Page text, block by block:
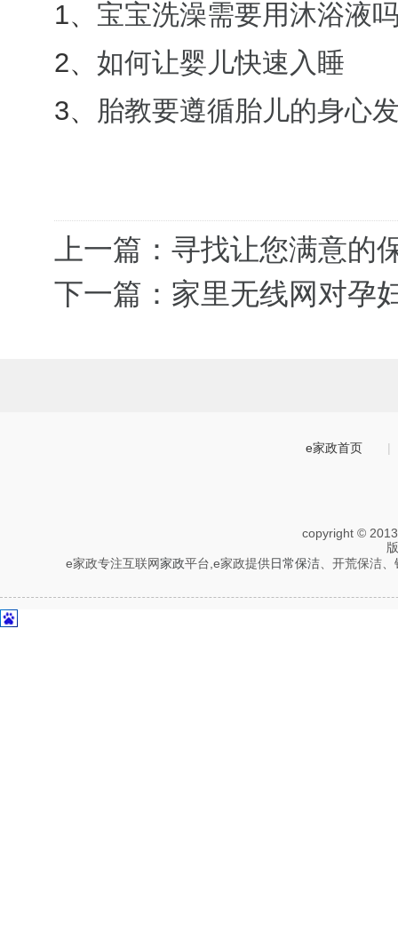
1、 宝宝洗澡需要用沐浴液
2、 如何让婴儿快速入睡
3、 胎教要遵循胎儿的身心
上一篇：寻找让您满意的
下一篇：家里无线网对孕
e家政首页 |
copyright ©
e家政专注互联网家政平台,e家政提供日常保洁 、开荒保洁